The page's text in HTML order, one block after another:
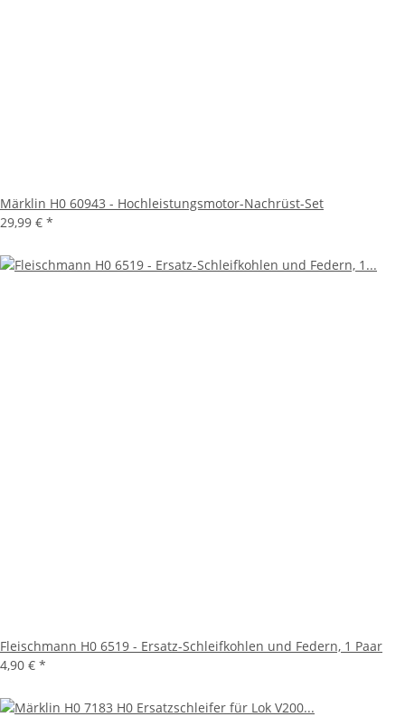
Märklin H0 60943 - Hochleistungsmotor-Nachrüst-Set
29,99 € *
Fleischmann H0 6519 - Ersatz-Schleifkohlen und Federn, 1 Paar
4,90 € *